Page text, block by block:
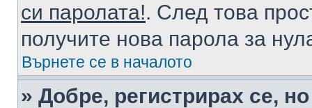
си паролата!. След това
получите нова парола за
Върнете се в началото
» Добре, регистрирах се,